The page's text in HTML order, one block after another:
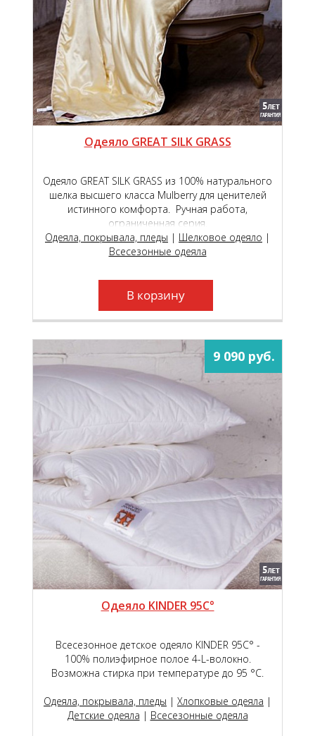
Одеяло GREAT SILK GRASS
Одеяло GREAT SILK GRASS из 100% натурального
шелка высшего класса Mulberry для ценителей
истинного комфорта. Ручная работа,
ограниченная серия.
Одеяла, покрывала, пледы | Шелковое одеяло |
Всесезонные одеяла
В корзину
9 090 руб.
Одеяло KINDER 95C°
Всесезонное детское одеяло KINDER 95C° -
100% полиэфирное полое 4-L-волокно.
Возможна стирка при температуре до 95 °С.
Одеяла, покрывала, пледы | Хлопковые одеяла |
Детские одеяла | Всесезонные одеяла